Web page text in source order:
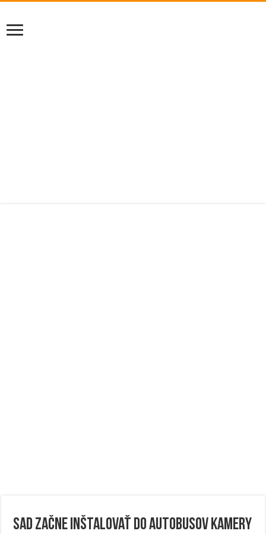
SAD začne inštalovať do autobusov kamery